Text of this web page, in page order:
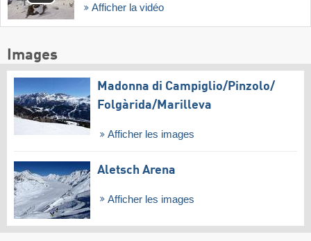
Afficher la vidéo
Images
Madonna di Campiglio/​Pinzolo/​
Folgàrida/​Marilleva
Afficher les images
Aletsch Arena
Afficher les images